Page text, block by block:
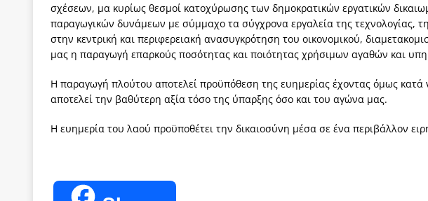
σχέσεων, μα κυρίως θεσμοί κατοχύρωσης των δημοκρατικών εργατικών
παραγωγικών δυνάμεων με σύμμαχο τα σύγχρονα εργαλεία της τεχνολογίας,
στην κεντρική και περιφερειακή ανασυγκρότηση του οικονομικού,
μας η παραγωγή επαρκούς ποσότητας και ποιότητας χρήσιμων αγαθών και
Η παραγωγή πλούτου αποτελεί προϋπόθεση της ευημερίας έχοντας όμως κατά
αποτελεί την βαθύτερη αξία τόσο της ύπαρξης όσο και του αγώνα μας.
Η ευημερία του λαού προϋποθέτει την δικαιοσύνη μέσα σε ένα περιβάλλον